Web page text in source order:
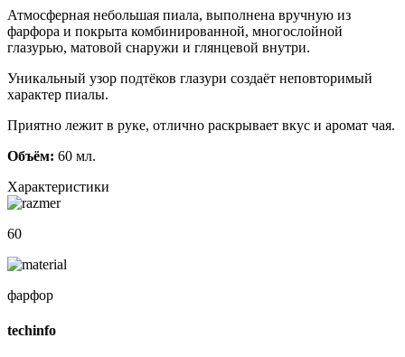
Атмосферная небольшая пиала, выполнена вручную из
фарфора и покрыта комбинированной, многослойной
глазурью, матовой снаружи и глянцевой внутри.
Уникальный узор подтёков глазури создаёт неповторимый
характер пиалы.
Приятно лежит в руке, отлично раскрывает вкус и аромат чая.
Объём: 60 мл.
Характеристики
60
фарфор
techinfo